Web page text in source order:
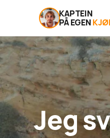
KAPTEIN
PÅ EGEN
Jeg